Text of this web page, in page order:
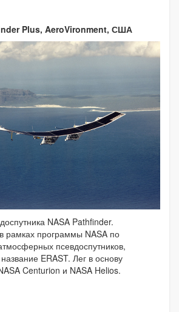
Plus, AeroVironment, США
NASA Pathfinder.
рамках программы NASA по
псевдоспутников,
ERAST. Лег в основу
Centurion и NASA Helios.